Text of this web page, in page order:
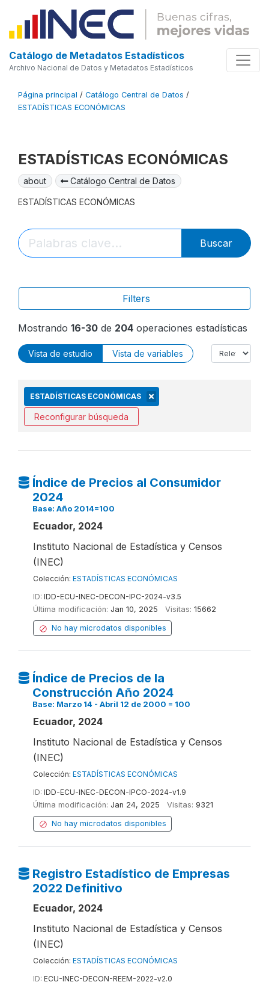
Catálogo de Metadatos Estadísticos
Archivo Nacional de Datos y Metadatos Estadísticos
Página principal / Catálogo Central de Datos /
ESTADÍSTICAS ECONÓMICAS
ESTADÍSTICAS ECONÓMICAS
about Catálogo Central de Datos
ESTADÍSTICAS ECONÓMICAS
Buscar
Filters
Mostrando 16-30 de 204 operaciones estadísticas
Vista de estudio Vista de variables
ESTADÍSTICAS ECONÓMICAS
Reconfigurar búsqueda
Índice de Precios al Consumidor
2024
Base: Año 2014=100
Ecuador, 2024
Instituto Nacional de Estadística y Censos
(INEC)
Colección: ESTADÍSTICAS ECONÓMICAS
ID: IDD-ECU-INEC-DECON-IPC-2024-v3.5
Última modificación: Jan 10, 2025 Visitas: 15662
No hay microdatos disponibles
Índice de Precios de la
Construcción Año 2024
Base: Marzo 14 - Abril 12 de 2000 = 100
Ecuador, 2024
Instituto Nacional de Estadística y Censos
(INEC)
Colección: ESTADÍSTICAS ECONÓMICAS
ID: IDD-ECU-INEC-DECON-IPCO-2024-v1.9
Última modificación: Jan 24, 2025 Visitas: 9321
No hay microdatos disponibles
Registro Estadístico de Empresas
2022 Definitivo
Ecuador, 2024
Instituto Nacional de Estadística y Censos
(INEC)
Colección: ESTADÍSTICAS ECONÓMICAS
ID: ECU-INEC-DECON-REEM-2022-v2.0